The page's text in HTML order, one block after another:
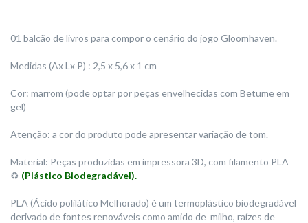
01 balcão de livros para compor o cenário do jogo Gloomhaven.
Medidas (Ax Lx P) : 2,5 x 5,6 x 1 cm
Cor: marrom (pode optar por peças envelhecidas com Betume em
gel)
Atenção: a cor do produto pode apresentar variação de tom.
Material: Peças produzidas em impressora 3D, com filamento PLA
♻️ (Plástico Biodegradável).
PLA (Ácido polilático Melhorado) é um termoplástico biodegradável
derivado de fontes renováveis como amido de milho, raízes de